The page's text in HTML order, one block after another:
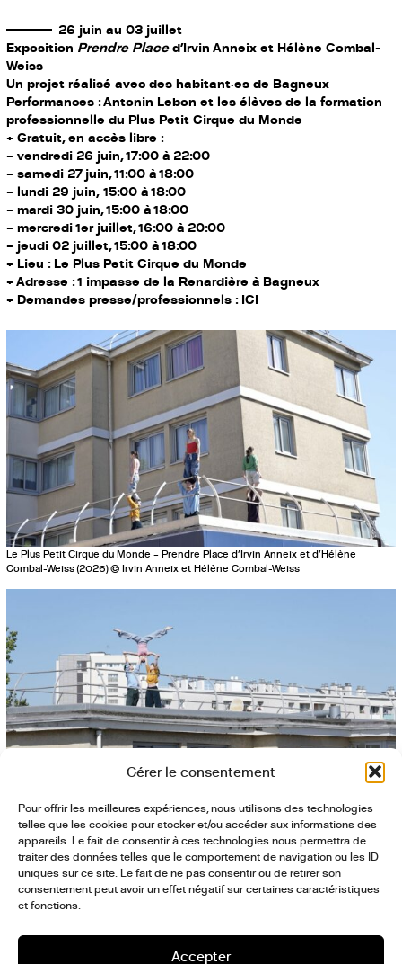
Gérer le consentement
Pour offrir les meilleures expériences, nous utilisons des technologies
telles que les cookies pour stocker et/ou accéder aux informations des
appareils. Le fait de consentir à ces technologies nous permettra de
traiter des données telles que le comportement de navigation ou les ID
uniques sur ce site. Le fait de ne pas consentir ou de retirer son
consentement peut avoir un effet négatif sur certaines caractéristiques
et fonctions.
Accepter
26 juin au 03 juillet
Exposition Prendre Placed’Irvin Anneix et Hélène Combal-
Weiss
Un projet réalisé avec des habitant·es de Bagneux
Performances : Antonin Lebon et les élèves de la formation
professionnelle du Plus Petit Cirque du Monde
+ Gratuit, en accès libre :
– vendredi 26 juin, 17:00 à 22:00
– samedi 27 juin, 11:00 à 18:00
– lundi 29 juin, 15:00 à 18:00
– mardi 30 juin, 15:00 à 18:00
– mercredi 1er juillet, 16:00 à 20:00
– jeudi 02 juillet, 15:00 à 18:00
+ Lieu : Le Plus Petit Cirque du Monde
+ Adresse : 1 impasse de la Renardière à Bagneux
+ Demandes presse/professionnels : ICI
Le Plus Petit Cirque du Monde – Prendre Place d’Irvin Anneix et d’Hélène
Combal-Weiss (2026) © Irvin Anneix et Hélène Combal-Weiss
Le Plus Petit Cirque du Monde – Prendre Place d’Irvin Anneix et d’Hélène
Combal-Weiss (2026) © Irvin Anneix et Hélène Combal-Weiss
SaveTheDate!
3ème Journée
d’études
Architectures et Paysages